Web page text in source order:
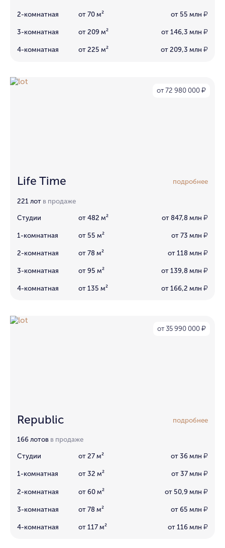
2-комнатная от 70 м² от 55 млн ₽
3-комнатная от 209 м² от 146,3 млн ₽
4-комнатная от 225 м² от 209,3 млн ₽
от 72 980 000 ₽
Life Time подробнее
221 лот в продаже
Студии от 482 м² от 847,8 млн ₽
1-комнатная от 55 м² от 73 млн ₽
2-комнатная от 78 м² от 118 млн ₽
3-комнатная от 95 м² от 139,8 млн ₽
4-комнатная от 135 м² от 166,2 млн ₽
от 35 990 000 ₽
Republic подробнее
166 лотов в продаже
Студии от 27 м² от 36 млн ₽
1-комнатная от 32 м² от 37 млн ₽
2-комнатная от 60 м² от 50,9 млн ₽
3-комнатная от 78 м² от 65 млн ₽
4-комнатная от 117 м² от 116 млн ₽